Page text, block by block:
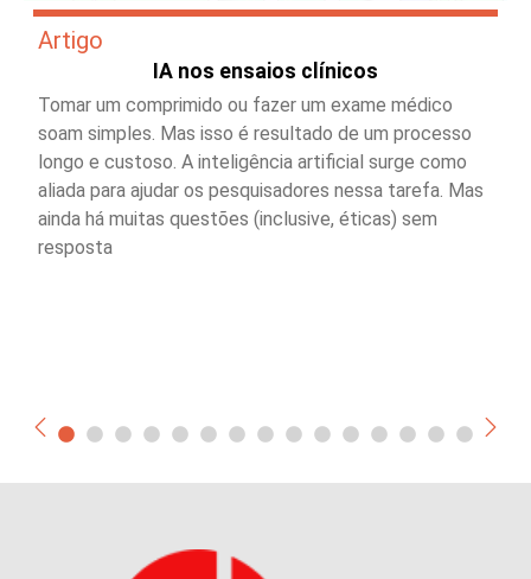
Artigo
IA nos ensaios clínicos
Tomar um comprimido ou fazer um exame médico
soam simples. Mas isso é resultado de um processo
longo e custoso. A inteligência artificial surge como
aliada para ajudar os pesquisadores nessa tarefa. Mas
ainda há muitas questões (inclusive, éticas) sem
resposta